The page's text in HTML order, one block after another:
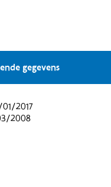
gegevens
2017
2008